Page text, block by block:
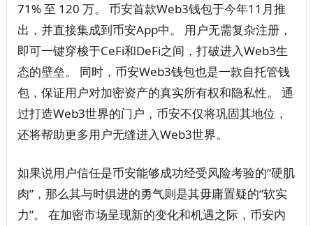
71% 至 120 万。 币安首款Web3钱包于今年11月推
出，并直接集成到币安App中。 用户无需复杂注册，
即可一键穿梭于CeFi和DeFi之间，打破进入Web3生
态的壁垒。 同时，币安Web3钱包也是一款自托管钱
包，保证用户对加密资产的真实所有权和隐私性。 通
过打造Web3世界的门户，币安不仅将巩固其地位，
还将帮助更多用户无缝进入Web3世界。
如果说用户信任是币安能够成功经受风险考验的“硬肌
肉”，那么其与时俱进的勇气则是其毋庸置疑的“软实
力”。 在加密市场呈现新的变化和机遇之际，币安内